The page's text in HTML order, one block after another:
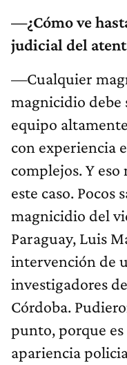
—¿Cómo ve
judicial del
—Cualquier
magnicidio debe
equipo
con experiencia
complejos. Y
este caso. Pocos
magnicidio del
Paraguay, Luis
intervención de
investigadores
Córdoba.
punto, porque
apariencia